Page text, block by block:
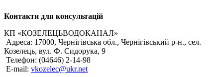
Контакти для консультацій
КП «КОЗЕЛЕЦЬВОДОКАНАЛ»
Адреса: 17000, Чернігівська обл., Чернігівський р-н., сел.
Козелець, вул. Ф. Сидорука, 9
Телефон: (04646) 2-14-98
Е-mail: vkozelec@ukr.net